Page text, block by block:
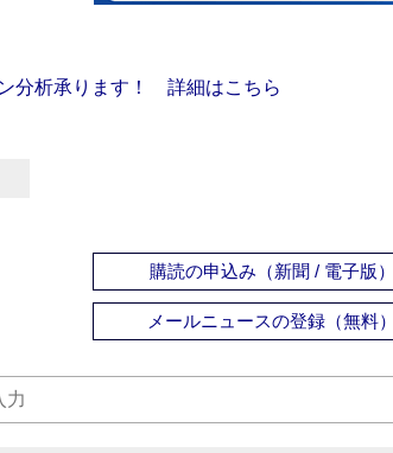
分析承ります！ 詳細はこちら
購読の申込み（新聞 / 電子版）
メールニュースの登録（無料）